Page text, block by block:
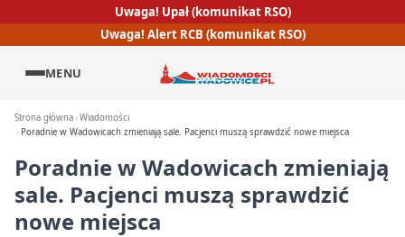
Uwaga! Upał (komunikat RSO)
Uwaga! Alert RCB (komunikat RSO)
MENU
Strona główna Wiadomości
Poradnie w Wadowicach zmieniają sale. Pacjenci muszą sprawdzić nowe miejsca
Poradnie w Wadowicach zmieniają
sale. Pacjenci muszą sprawdzić
nowe miejsca